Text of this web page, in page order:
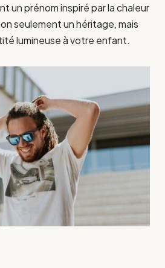
un prénom inspiré par la chaleur
seulement un héritage, mais
lumineuse à votre enfant.